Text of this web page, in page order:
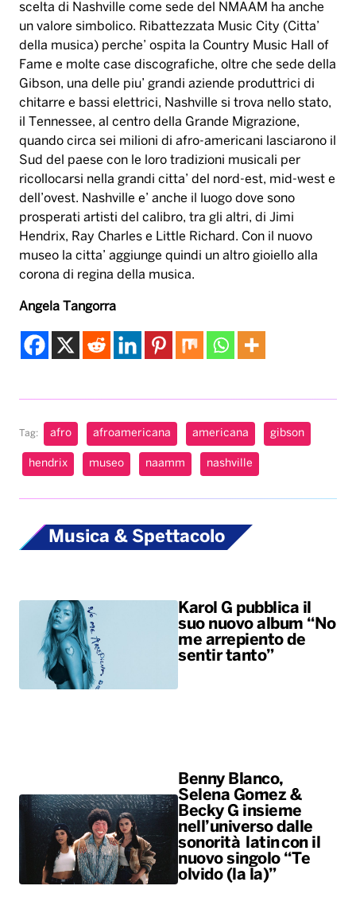
scelta di Nashville come sede del NMAAM ha anche
un valore simbolico. Ribattezzata Music City (Citta’
della musica) perche’ ospita la Country Music Hall of
Fame e molte case discografiche, oltre che sede della
Gibson, una delle piu’ grandi aziende produttrici di
chitarre e bassi elettrici, Nashville si trova nello stato,
il Tennessee, al centro della Grande Migrazione,
quando circa sei milioni di afro-americani lasciarono il
Sud del paese con le loro tradizioni musicali per
ricollocarsi nella grandi citta’ del nord-est, mid-west e
dell’ovest. Nashville e’ anche il luogo dove sono
prosperati artisti del calibro, tra gli altri, di Jimi
Hendrix, Ray Charles e Little Richard. Con il nuovo
museo la citta’ aggiunge quindi un altro gioiello alla
corona di regina della musica.
Angela Tangorra
Tag: afro afroamericana americana gibson
hendrix museo naamm nashville
Musica & Spettacolo
Karol G pubblica il
suo nuovo album “No
me arrepiento de
sentir tanto”
Benny Blanco,
Selena Gomez &
Becky G insieme
nell’universo dalle
sonorità latin con il
nuovo singolo “Te
olvido (la la)”